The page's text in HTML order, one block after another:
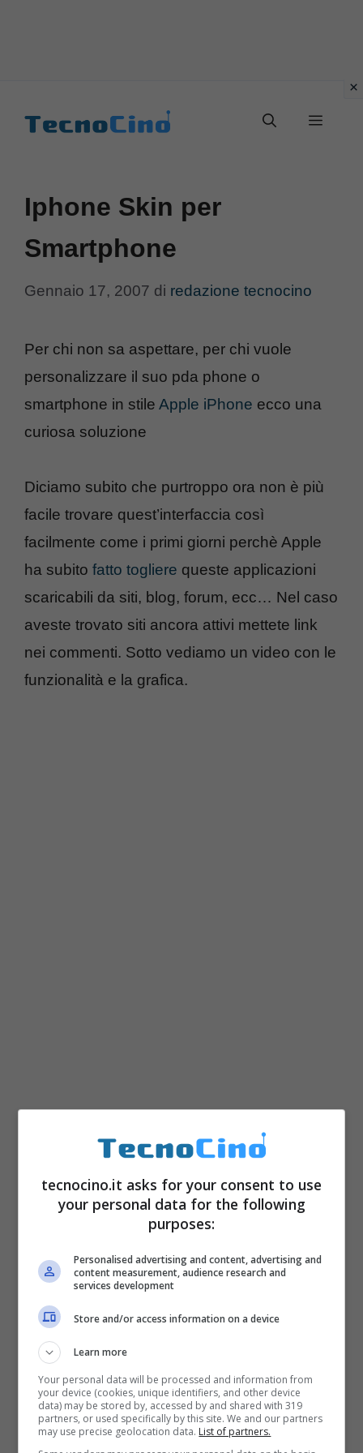
Menu
Iphone Skin per
Smartphone
Gennaio 17, 2007 di redazione tecnocino
Per chi non sa aspettare, per chi vuole
personalizzare il suo pda phone o
smartphone in stile Apple iPhone ecco una
curiosa soluzione
Diciamo subito che purtroppo ora non è più
facile trovare quest’interfaccia così
facilmente come i primi giorni perchè Apple
ha subito fatto togliere queste applicazioni
scaricabili da siti, blog, forum, ecc… Nel caso
aveste trovato siti ancora attivi mettete link
nei commenti. Sotto vediamo un video con le
funzionalità e la grafica.
tecnocino.it asks for your consent to use
your personal data for the following
purposes:
Personalised advertising and content, advertising and
content measurement, audience research and
services development
Store and/or access information on a device
Learn more
Your personal data will be processed and information from
your device (cookies, unique identifiers, and other device
data) may be stored by, accessed by and shared with 319
partners, or used specifically by this site. We and our partners
may use precise geolocation data. List of partners.